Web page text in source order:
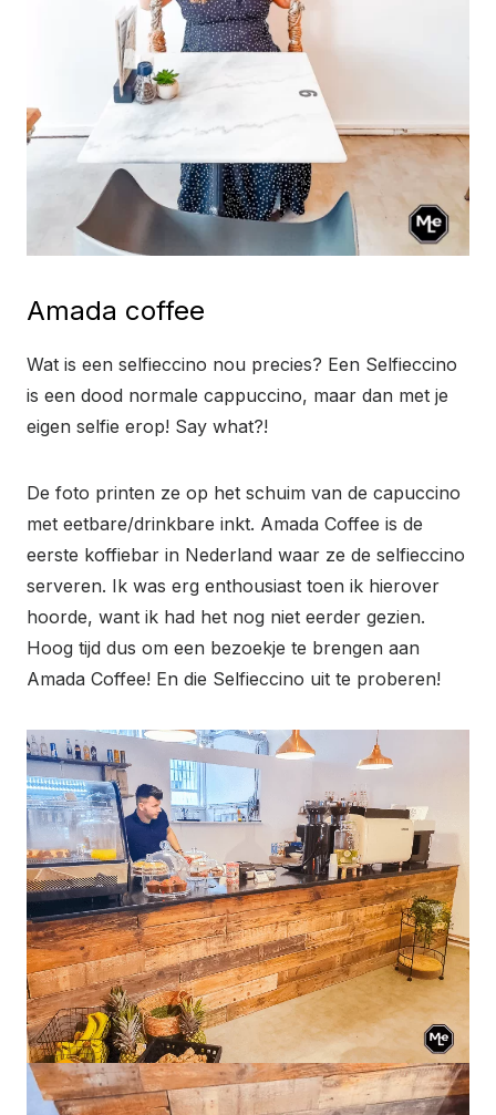
Amada coffee
Wat is een selfieccino nou precies? Een Selfieccino
is een dood normale cappuccino, maar dan met je
eigen selfie erop! Say what?!
De foto printen ze op het schuim van de capuccino
met eetbare/drinkbare inkt. Amada Coffee is de
eerste koffiebar in Nederland waar ze de selfieccino
serveren. Ik was erg enthousiast toen ik hierover
hoorde, want ik had het nog niet eerder gezien.
Hoog tijd dus om een bezoekje te brengen aan
Amada Coffee! En die Selfieccino uit te proberen!